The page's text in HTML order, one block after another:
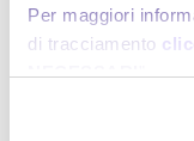
Per maggiori
di tracciamento
NECESSARI”,
tecnici. Se
cerca un
In più, i veicoli
anniin molte